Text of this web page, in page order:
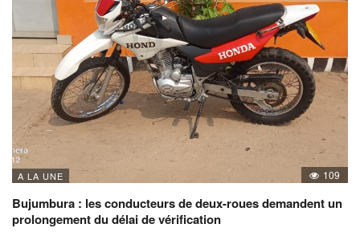
A LA UNE 109
Bujumbura : les conducteurs de deux-roues demandent un
prolongement du délai de vérification